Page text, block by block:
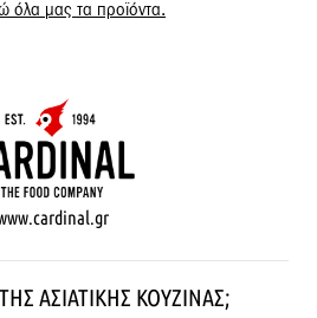
όλα μας τα προϊόντα.
ΑΣΙΑΤΙΚΉΣ ΚΟΥΖΊΝΑΣ;